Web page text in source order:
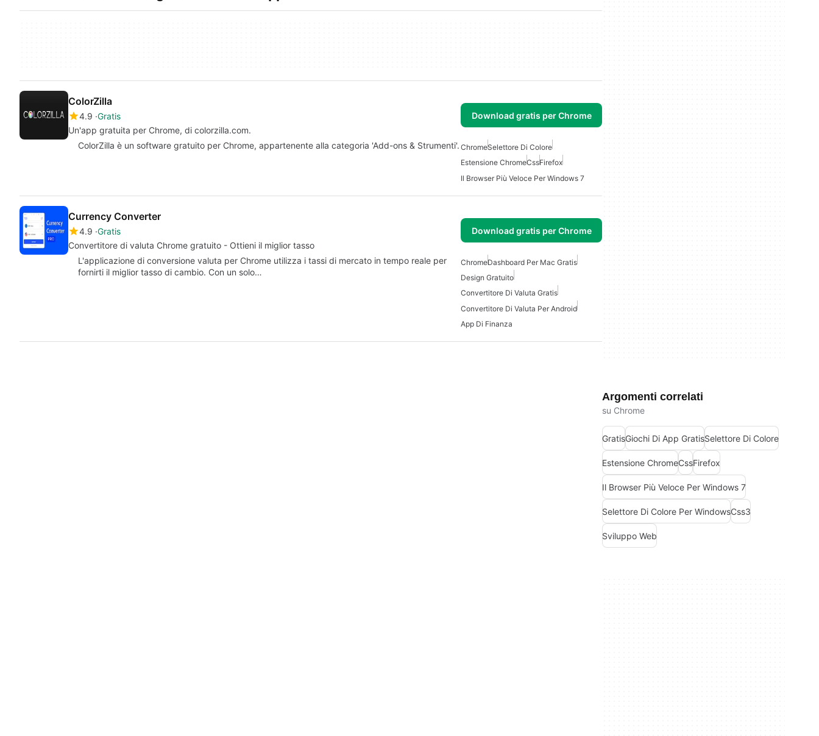
ColorZilla
4.9 Gratis
Un'app gratuita per Chrome, di colorzilla.com.
Download gratis per Chrome
ColorZilla è un software gratuito per Chrome, appartenente alla categoria 'Add-ons & Strumenti'. ChromeSelettore Di Colore
Estensione ChromeCssFirefox
Il Browser Più Veloce Per Windows 7
Currency Converter
4.9 Gratis
Convertitore di valuta Chrome gratuito - Ottieni il miglior tasso
Download gratis per Chrome
L'applicazione di conversione valuta per Chrome utilizza i tassi di mercato in tempo reale per
fornirti il miglior tasso di cambio. Con un solo…
ChromeDashboard Per Mac Gratis
Design Gratuito
Convertitore Di Valuta Gratis
Convertitore Di Valuta Per Android
App Di Finanza
Argomenti correlati
su Chrome
GratisGiochi Di App GratisSelettore Di Colore
Estensione ChromeCssFirefox
Il Browser Più Veloce Per Windows 7
Selettore Di Colore Per WindowsCss3
Sviluppo Web